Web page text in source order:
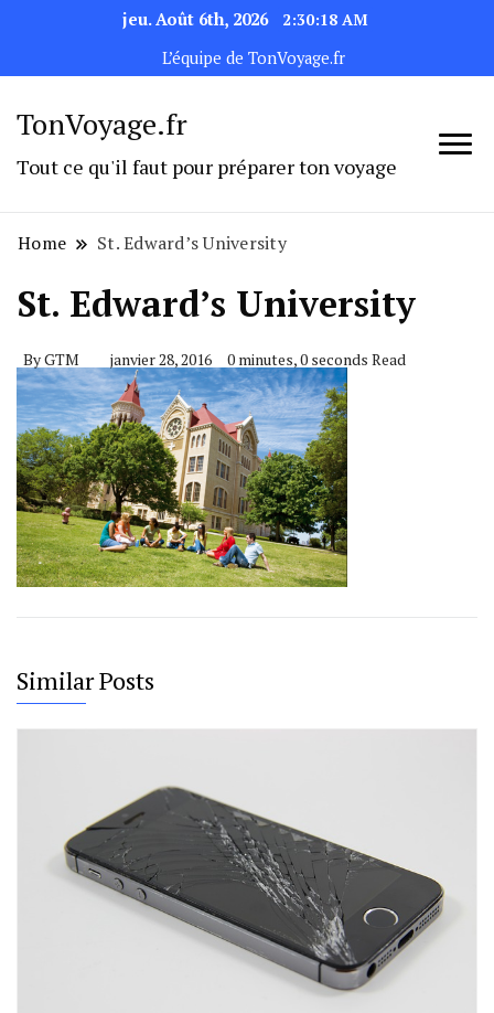
jeu. Août 6th, 2026
2:30:18 AM
L’équipe de TonVoyage.fr
TonVoyage.fr
Tout ce qu'il faut pour préparer ton voyage
Home St. Edward’s University
St. Edward’s University
ByGTM janvier 28, 2016 0 minutes, 0 seconds Read
Similar Posts